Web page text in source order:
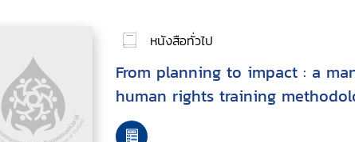
หนังสือทั่วไป
From planning to impact : a
human rights training